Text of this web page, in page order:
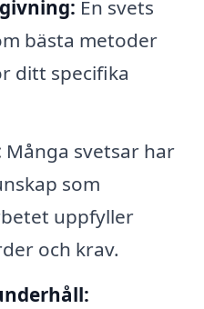
En svets
bästa metoder
ditt specifika
Många svetsar har
som
uppfyller
och krav.